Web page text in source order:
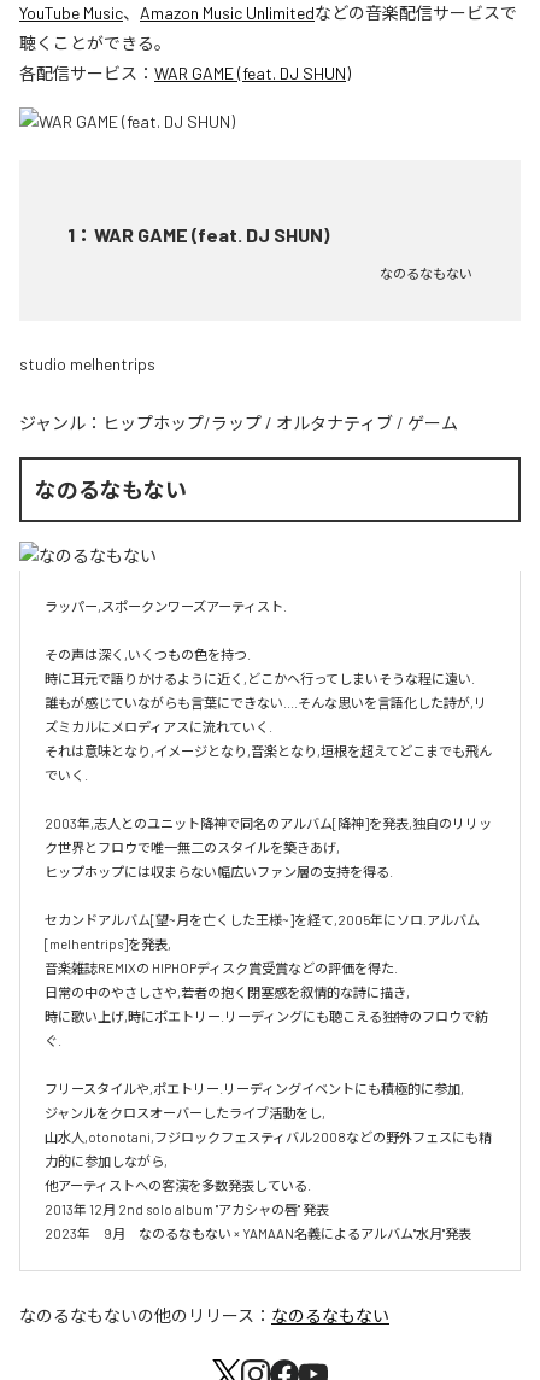
YouTube Music、 Amazon Music Unlimitedなどの音楽配信サービスで
聴くことができる。
各配信サービス： WAR GAME (feat. DJ SHUN)
1 ： WAR GAME (feat. DJ SHUN)
なのるなもない
studio melhentrips
ジャンル： ヒップホップ/ラップ / オルタナティブ / ゲーム
なのるなもない
ラッパー,スポークンワーズアーティスト.
その声は深く,いくつもの色を持つ.
時に耳元で語りかけるように近く,どこかへ行ってしまいそうな程に遠い.
誰もが感じていながらも言葉にできない....そんな思いを言語化した詩が,リ
ズミカルにメロディアスに流れていく.
それは意味となり,イメージとなり,音楽となり,垣根を超えてどこまでも飛ん
でいく.
2003年,志人とのユニット降神で同名のアルバム[降神]を発表,独自のリリッ
ク世界とフロウで唯一無二のスタイルを築きあげ,
ヒップホップには収まらない幅広いファン層の支持を得る.
セカンドアルバム[望~月を亡くした王様~]を経て,2005年にソロ.アルバム
[melhentrips]を発表,
音楽雑誌REMIXの HIPHOPディスク賞受賞などの評価を得た.
日常の中のやさしさや,若者の抱く閉塞感を叙情的な詩に描き,
時に歌い上げ,時にポエトリー.リーディングにも聴こえる独特のフロウで紡
ぐ.
フリースタイルや,ポエトリー.リーディングイベントにも積極的に参加,
ジャンルをクロスオーバーしたライブ活動をし,
山水人,otonotani,フジロックフェスティバル2008などの野外フェスにも精
力的に参加しながら,
他アーティストへの客演を多数発表している.
2013年 12月 2nd solo album "アカシャの唇" 発表
2023年　9月　なのるなもない × YAMAAN名義によるアルバム"水月"発表
なのるなもないの他のリリース： なのるなもない